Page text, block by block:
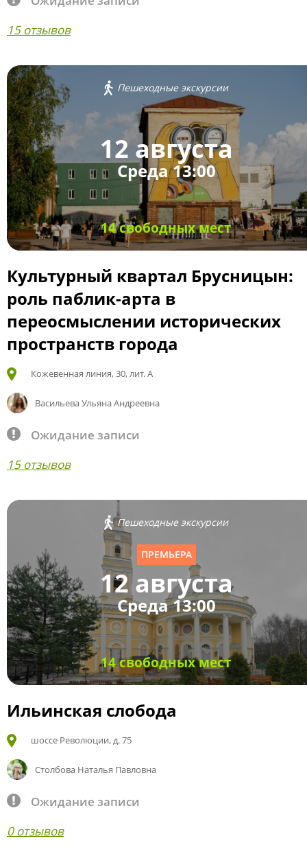
15 отзывов
Пешеходные экскурсии
12 августа
Среда 13:00
14 свободных мест
Культурный квартал Брусницын:
роль паблик-арта в
переосмыслении исторических
пространств города
Кожевенная линия, 30, лит. А
Васильева Ульяна Андреевна
Ожидание записи
15 отзывов
Пешеходные экскурсии
ПРЕМЬЕРА
12 августа
Среда 13:00
14 свободных мест
Ильинская слобода
шоссе Революции, д. 75
Столбова Наталья Павловна
Ожидание записи
0 отзывов